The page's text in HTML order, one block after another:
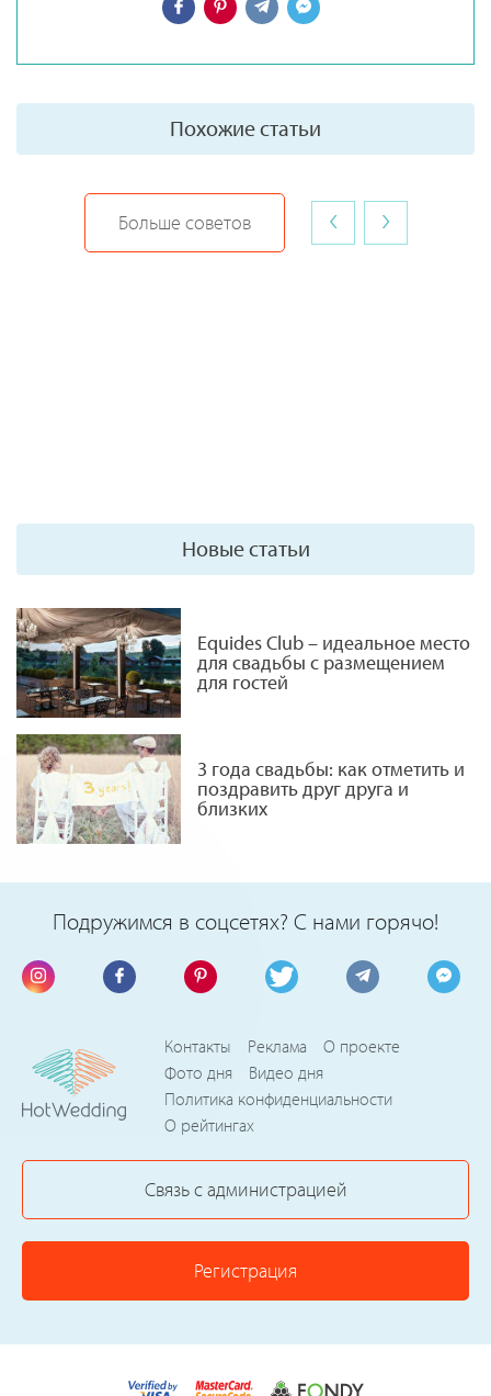
Похожие статьи
Больше советов ‹ ›
Новые статьи
Equides Club – идеальное место
для свадьбы с размещением
для гостей
3 года свадьбы: как отметить и
поздравить друг друга и
близких
Подружимся в соцсетях? С нами горячо!
Контакты Реклама
О проекте
Фото дня
Видео дня
Политика конфиденциальности
О рейтингах
Связь с администрацией
Регистрация